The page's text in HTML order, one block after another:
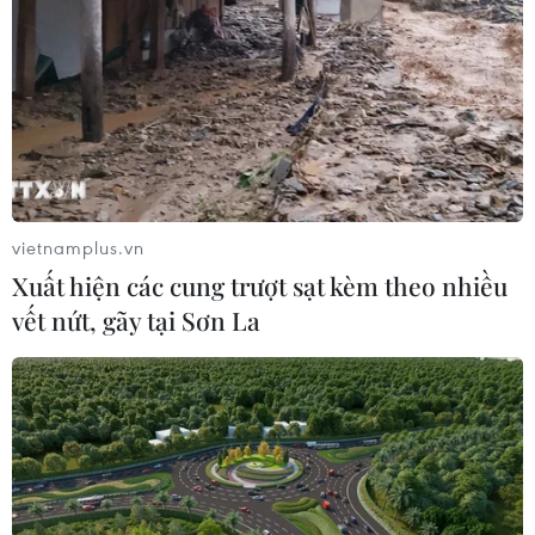
07/08/2026 12:16
Cảnh báo lũ trên lưu vực sông Thao
tại trạm Yên Bái
07/08/2026 11:51
Gỡ khó khăn triển khai dự án trọng
điểm quốc gia hồ Ka Pét
07/08/2026 11:24
Khắc phục "Thẻ vàng" IUU: Siết chặt
quản lý đội tàu
vietnamplus.vn
Xuất hiện các cung trượt sạt kèm theo nhiều
vết nứt, gãy tại Sơn La